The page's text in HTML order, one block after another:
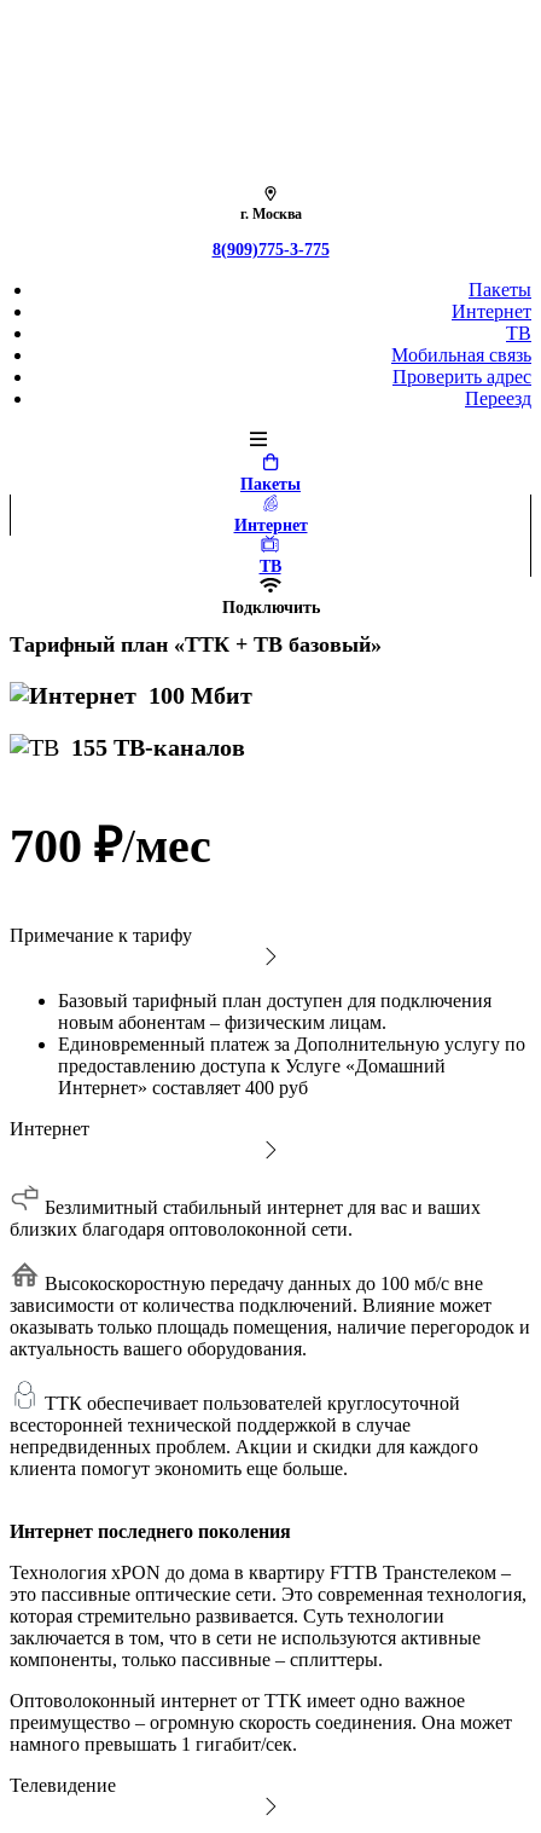
г. Москва
8(909)775-3-775
Пакеты
Интернет
ТВ
Мобильная связь
Проверить адрес
Переезд
Пакеты
Интернет
ТВ
Подключить
Тарифный план «ТТК + ТВ базовый»
100 Мбит
155 ТВ-каналов
700 ₽/мес
Примечание к тарифу
Базовый тарифный план доступен для подключения
новым абонентам – физическим лицам.
Единовременный платеж за Дополнительную услугу по
предоставлению доступа к Услуге «Домашний
Интернет» составляет 400 руб
Интернет
Безлимитный стабильный интернет для вас и ваших
близких благодаря оптоволоконной сети.
Высокоскоростную передачу данных до 100 мб/с вне
зависимости от количества подключений. Влияние может
оказывать только площадь помещения, наличие перегородок и
актуальность вашего оборудования.
ТТК обеспечивает пользователей круглосуточной
всесторонней технической поддержкой в случае
непредвиденных проблем. Акции и скидки для каждого
клиента помогут экономить еще больше.
Интернет последнего поколения
Технология xPON до дома в квартиру FTTB Транстелеком –
это пассивные оптические сети. Это современная технология,
которая стремительно развивается. Суть технологии
заключается в том, что в сети не используются активные
компоненты, только пассивные – сплиттеры.
Оптоволоконный интернет от ТТК имеет одно важное
преимущество – огромную скорость соединения. Она может
намного превышать 1 гигабит/сек.
Телевидение